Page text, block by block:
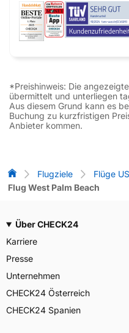
*Preishinweis: Die
übermittelt und unterliegen
Aus diesem Grund kann es
Buchung zu kurzfristigen
Anbieter kommen.
Flug-Vergleich
Flugziele Flüge
Flug West Palm Beach
Über CHECK24
Karriere
Presse
Unternehmen
CHECK24 Österreich
CHECK24 Spanien